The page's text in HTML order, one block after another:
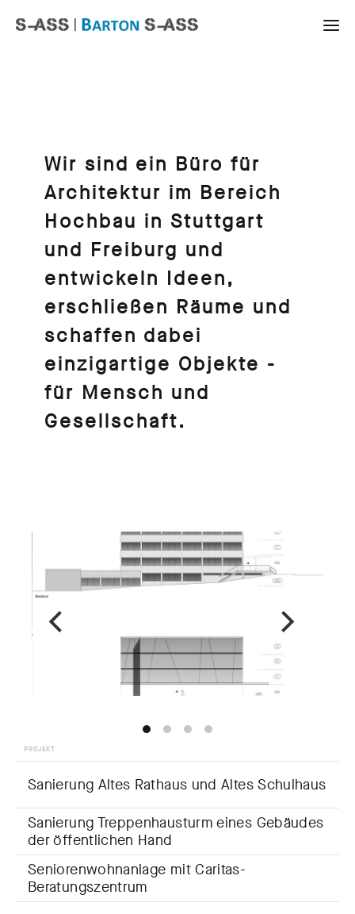
Wir sind ein Büro für
Architektur im Bereich
Hochbau in Stuttgart
und Freiburg und
entwickeln Ideen,
erschließen Räume und
schaffen dabei
einzigartige Objekte -
für Mensch und
Gesellschaft.
PROJEKT
Sanierung Altes Rathaus und Altes Schulhaus
Sanierung Treppenhausturm eines Gebäudes
der öffentlichen Hand
Seniorenwohnanlage mit Caritas-
Beratungszentrum